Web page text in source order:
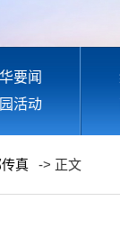
要闻
活动
真 -> 正文